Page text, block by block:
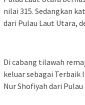
nilai 315. Sedangkan
dari Pulau Laut Utara,
Di cabang tilawah
keluar sebagai Terbaik
Nur Shofiyah dari